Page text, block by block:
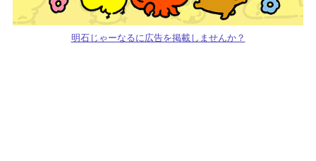
明石じゃーなるに広告を掲載しませんか？